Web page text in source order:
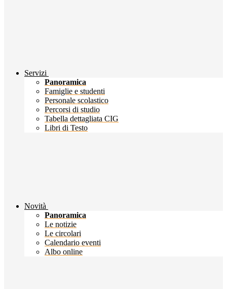
Servizi
Panoramica
Famiglie e studenti
Personale scolastico
Percorsi di studio
Tabella dettagliata CIG
Libri di Testo
Novità
Panoramica
Le notizie
Le circolari
Calendario eventi
Albo online